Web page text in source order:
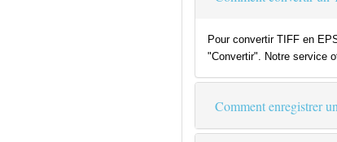
Pour convertir TIFF en
"Convertir". Notre service
Comment enregistrer